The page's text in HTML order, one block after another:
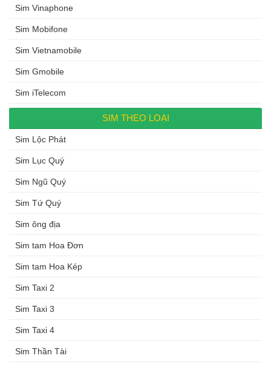
Sim Vinaphone
Sim Mobifone
Sim Vietnamobile
Sim Gmobile
Sim iTelecom
SIM THEO LOẠI
Sim Lộc Phát
Sim Lục Quý
Sim Ngũ Quý
Sim Tứ Quý
Sim ông địa
Sim tam Hoa Đơn
Sim tam Hoa Kép
Sim Taxi 2
Sim Taxi 3
Sim Taxi 4
Sim Thần Tài